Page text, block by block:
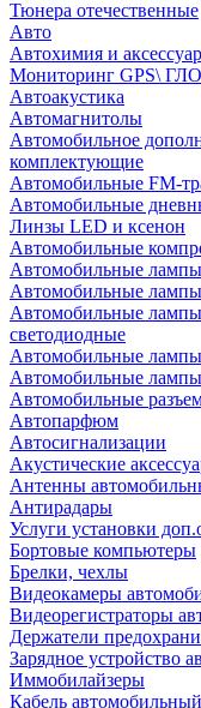
Тюнера отечественные
Авто
Автохимия и
Мониторинг GPS\
Автоакустика
Автомагнитолы
Автомобильное
комплектующие
Автомобильные FM-
Автомобильные
Линзы LED и ксенон
Автомобильные
Автомобильные
Автомобильные лампы
Автомобильные лампы
светодиодные
Автомобильные
Автомобильные
Автомобильные
Автопарфюм
Автосигнализации
Акустические
Антенны
Антирадары
Услуги установки
Бортовые компьютеры
Брелки, чехлы
Видеокамеры
Видеорегистраторы
Держатели
Зарядное устройство
Иммобилайзеры
Кабель автомобильный